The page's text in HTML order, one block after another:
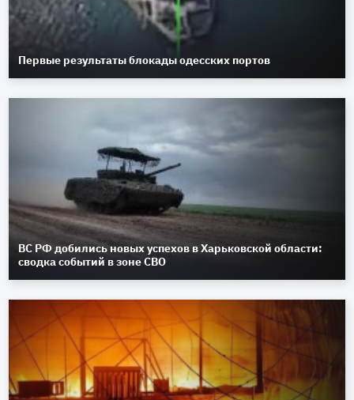
Первые результаты блокады одесских портов
ВС РФ добились новых успехов в Харьковской области:
сводка событий в зоне СВО